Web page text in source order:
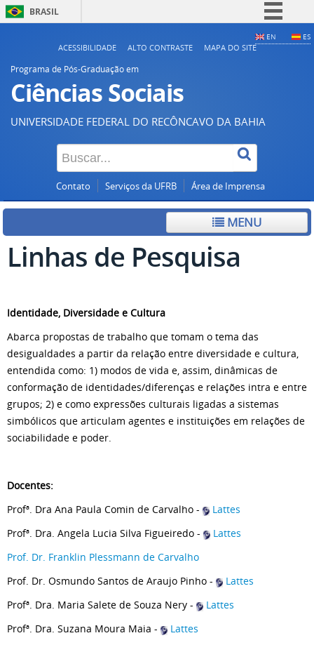
BRASIL
Acesso à informação
Legislação
Canais
EN ES
ACESSIBILIDADE ALTO CONTRASTE MAPA DO SITE
Programa de Pós-Graduação em
Ciências Sociais
UNIVERSIDADE FEDERAL DO RECÔNCAVO DA BAHIA
Contato Serviços da UFRB Área de Imprensa
MENU
Linhas de Pesquisa
Identidade, Diversidade e Cultura
Abarca propostas de trabalho que tomam o tema das
desigualdades a partir da relação entre diversidade e cultura,
entendida como: 1) modos de vida e, assim, dinâmicas de
conformação de identidades/diferenças e relações intra e entre
grupos; 2) e como expressões culturais ligadas a sistemas
simbólicos que articulam agentes e instituições em relações de
sociabilidade e poder.
Docentes:
Profª. Dra Ana Paula Comin de Carvalho -
Lattes
Profª. Dra. Angela Lucia Silva Figueiredo -
Lattes
Prof. Dr. Franklin Plessmann de Carvalho
Prof. Dr. Osmundo Santos de Araujo Pinho -
Lattes
Profª. Dra. Maria Salete de Souza Nery -
Lattes
Profª. Dra. Suzana Moura Maia -
Lattes